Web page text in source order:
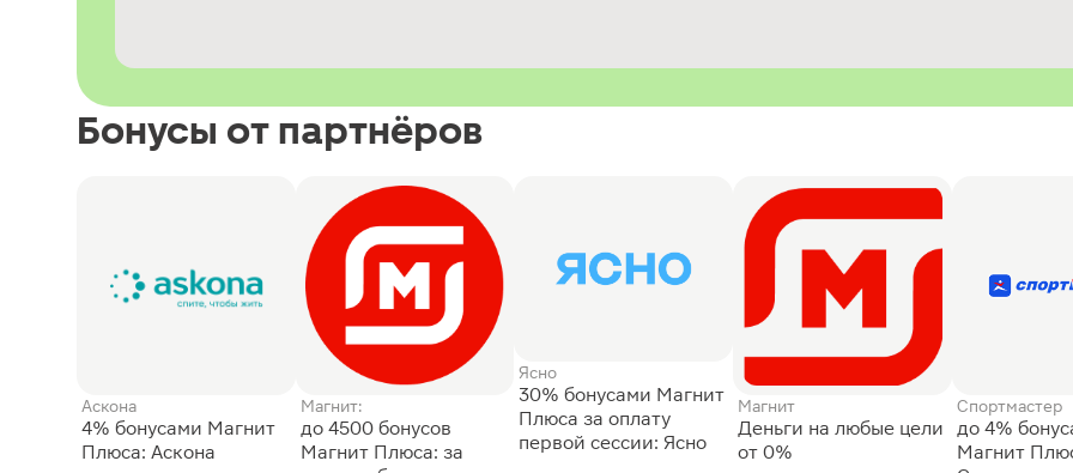
Бонусы от партнёров
Аскона
4% бонусами Магнит
Плюса: Аскона
Магнит:
до 4500 бонусов
Магнит Плюса: за
Ясно
30% бонусами Магнит
Плюса за оплату
первой сессии: Ясно
Магнит
Деньги на любые цели
от 0%
Спортмастер
до 4%
Магнит